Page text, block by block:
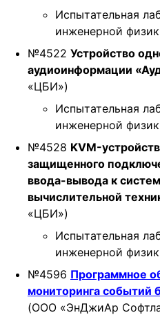
Испытательная
инженерной
№4522 Устройство
аудиоинформации
«ЦБИ»)
Испытательная
инженерной
№4528 KVM-
защищенного
ввода-вывода к
вычислительной
«ЦБИ»)
Испытательная
инженерной
№4596 Программное
мониторинга событий
(ООО «ЭнДжиАр